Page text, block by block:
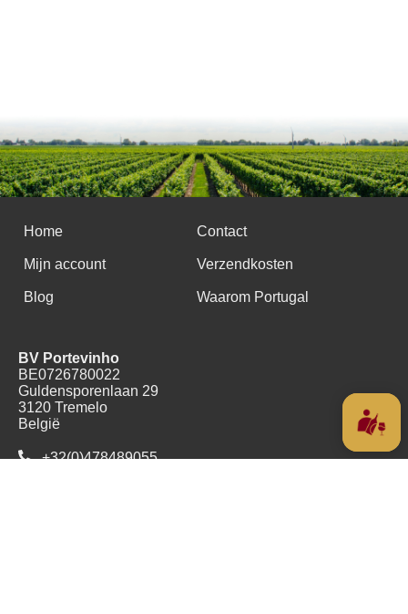
Home Contact
Mijn account Verzendkosten
Blog Waarom Portugal
BV Portevinho
BE0726780022
Guldensporenlaan 29
3120 Tremelo
België
+32(0)478489055